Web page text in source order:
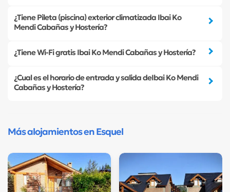
¿Tiene Pileta (piscina) exterior climatizada Ibai Ko
Mendi Cabañas y Hostería?
¿Tiene Wi-Fi gratis Ibai Ko Mendi Cabañas y Hostería?
¿Cual es el horario de entrada y salida deIbai Ko Mendi
Cabañas y Hostería?
Más alojamientos en Esquel